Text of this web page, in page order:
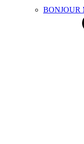
BONJOUR